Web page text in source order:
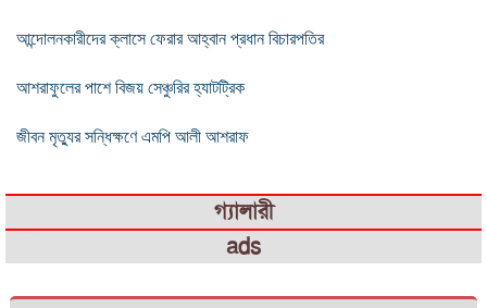
আন্দোলনকারীদের ক্লাসে ফেরার আহ্বান প্রধান বিচারপতির
আশরাফুলের পাশে বিজয় সেঞ্চুরির হ্যাটট্রিক
জীবন মৃত্যুর সন্ধিক্ষণে এমপি আলী আশরাফ
গ্যালারী
ads